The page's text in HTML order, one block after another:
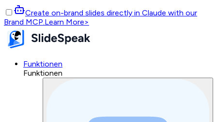
Create on-brand slides directly in Claude with our
Brand MCP.Learn More>
Funktionen
Funktionen